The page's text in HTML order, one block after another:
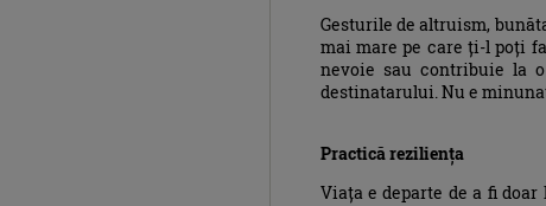
Gesturile de altruism,
mai mare pe care ți-l poți
nevoie sau contribuie la
destinatarului. Nu e
Practică reziliența
Viața e departe de a fi